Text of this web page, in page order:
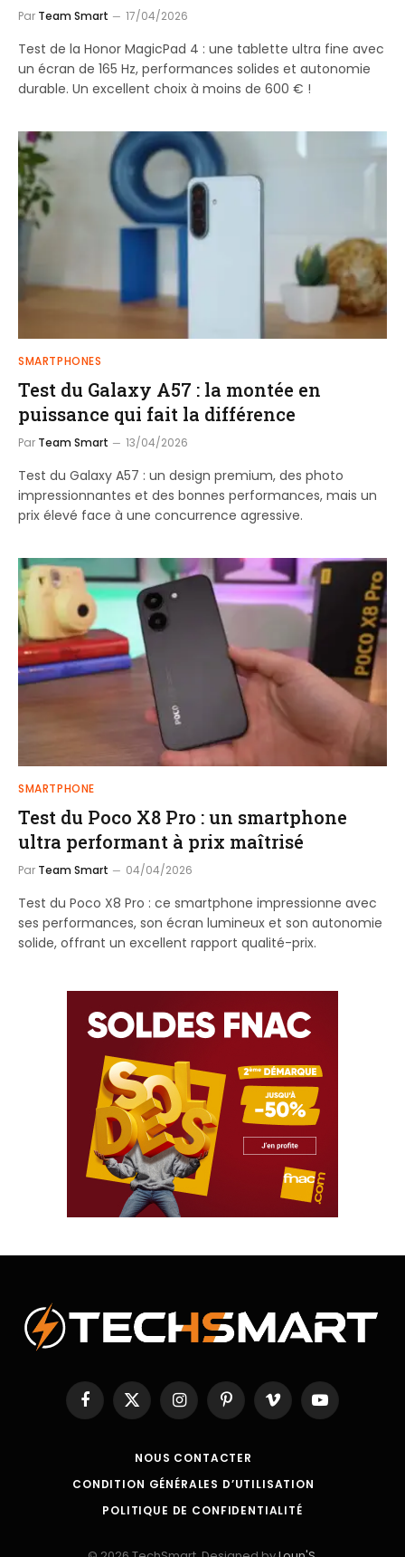
Par Team Smart 17/04/2026
Test de la Honor MagicPad 4 : une tablette ultra fine avec
un écran de 165 Hz, performances solides et autonomie
durable. Un excellent choix à moins de 600 € !
SMARTPHONES
Test du Galaxy A57 : la montée en
puissance qui fait la différence
Par Team Smart 13/04/2026
Test du Galaxy A57 : un design premium, des photo
impressionnantes et des bonnes performances, mais un
prix élevé face à une concurrence agressive.
SMARTPHONE
Test du Poco X8 Pro : un smartphone
ultra performant à prix maîtrisé
Par Team Smart 04/04/2026
Test du Poco X8 Pro : ce smartphone impressionne avec
ses performances, son écran lumineux et son autonomie
solide, offrant un excellent rapport qualité-prix.
Facebook
X
(Twitter)
InstagramPinterestVimeo YouTube
NOUS CONTACTER
CONDITION GÉNÉRALES D’UTILISATION
POLITIQUE DE CONFIDENTIALITÉ